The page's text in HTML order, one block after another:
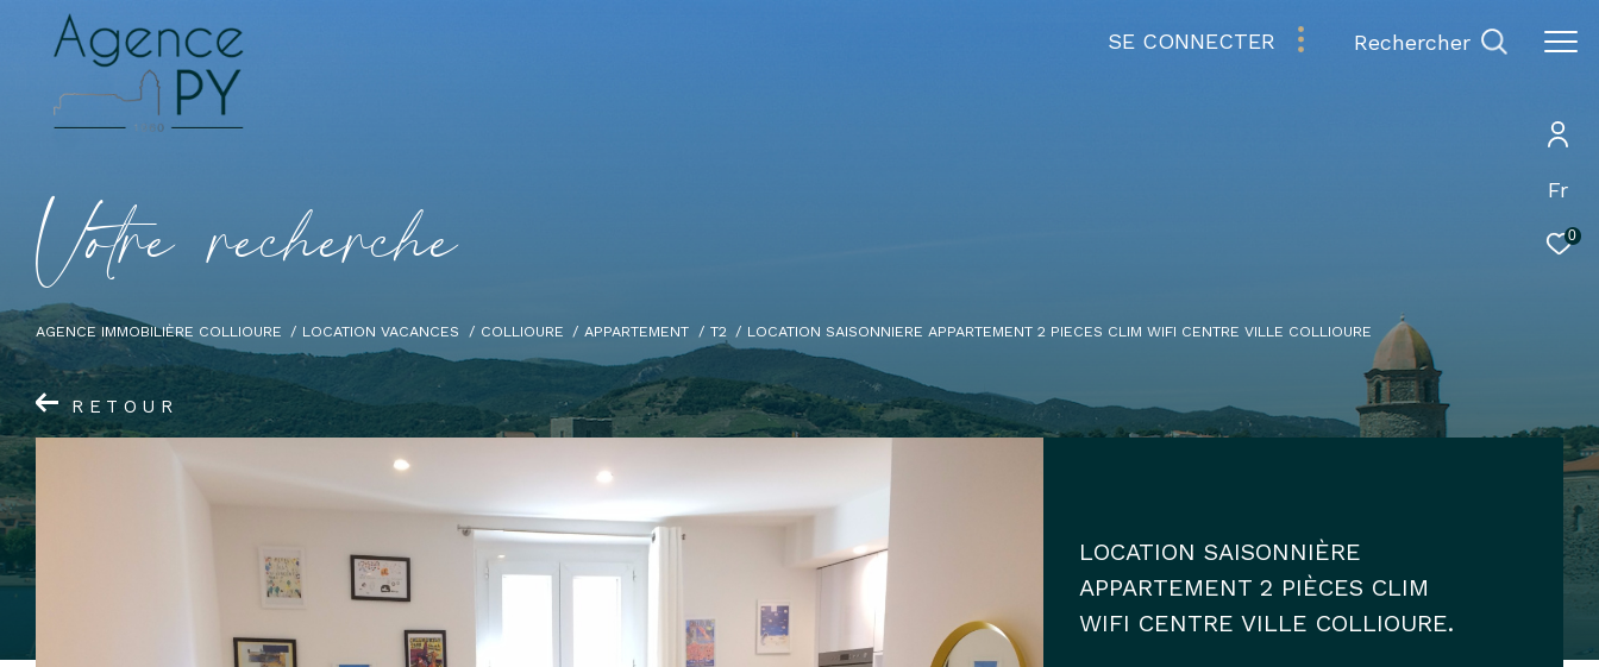
Fr
0
SE CONNECTER rechercher
Votre recherche
AGENCE IMMOBILIÈRE COLLIOURE LOCATION VACANCES COLLIOURE APPARTEMENT T2 LOCATION SAISONNIERE APPARTEMENT 2 PIECES CLIM WIFI CENTRE VILLE COLLIOURE
RETOUR
LOCATION SAISONNIÈRE
APPARTEMENT 2 PIÈCES CLIM
WIFI CENTRE VILLE COLLIOURE.